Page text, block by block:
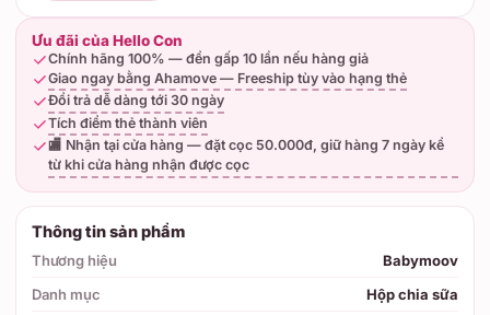
Ưu đãi của Hello Con
Chính hãng 100% — đền gấp 10 lần nếu hàng giả
Giao ngay bằng Ahamove — Freeship tùy vào hạng thẻ
Đổi trả dễ dàng tới 30 ngày
Tích điểm thẻ thành viên
🏬 Nhận tại cửa hàng — đặt cọc 50.000đ, giữ hàng 7 ngày kể
từ khi cửa hàng nhận được cọc
Thông tin sản phẩm
Thương hiệu
Babymoov
Danh mục
Hộp chia sữa